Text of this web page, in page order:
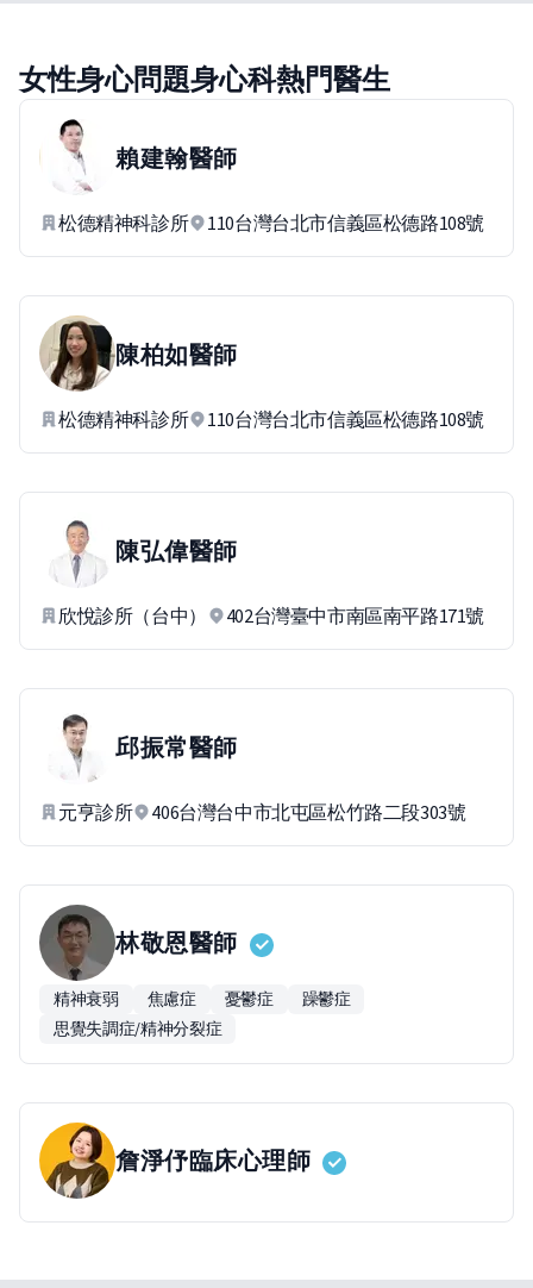
女性身心問題身心科熱門醫生
賴建翰醫師
松德精神科診所 110台灣台北市信義區松德路108號
陳柏如醫師
松德精神科診所 110台灣台北市信義區松德路108號
陳弘偉醫師
欣悅診所（台中） 402台灣臺中市南區南平路171號
邱振常醫師
元亨診所 406台灣台中市北屯區松竹路二段303號
林敬恩醫師
精神衰弱 焦慮症 憂鬱症
躁鬱症
思覺失調症/精神分裂症
詹淨伃臨床心理師